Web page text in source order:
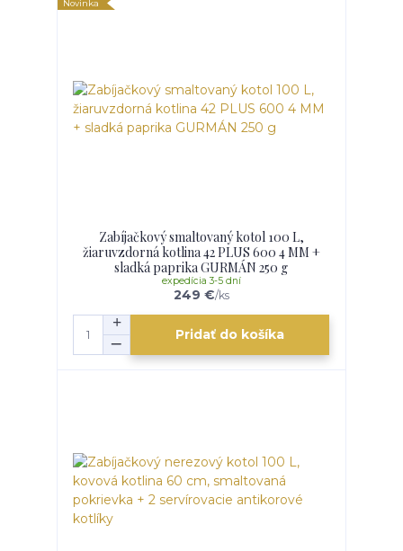
Novinka
Zabíjačkový smaltovaný kotol 100 L,
žiaruvzdorná kotlina 42 PLUS 600 4 MM +
sladká paprika GURMÁN 250 g
249 €/ks
expedícia 3-5 dní
Pridať do košíka